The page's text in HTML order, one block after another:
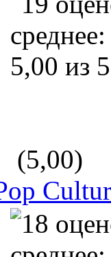
(5,00)